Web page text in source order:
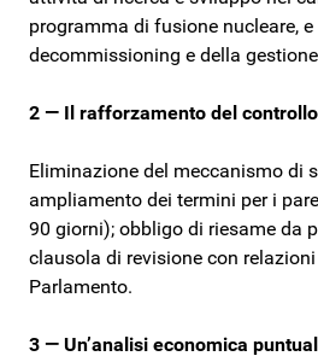
programma di fusione nucleare,
decommissioning e della
2 — Il rafforzamento del
Eliminazione del meccanismo di
ampliamento dei termini per i
90 giorni); obbligo di riesame da
clausola di revisione con relazioni
Parlamento.
3 — Un’analisi economica